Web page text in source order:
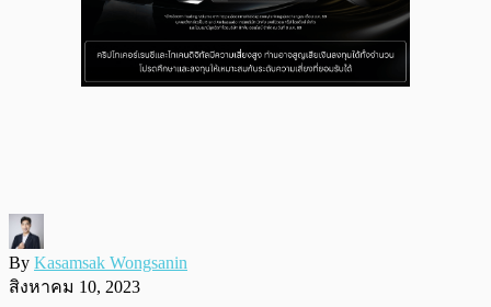
By Kasamsak Wongsanin
สิงหาคม 10, 2023